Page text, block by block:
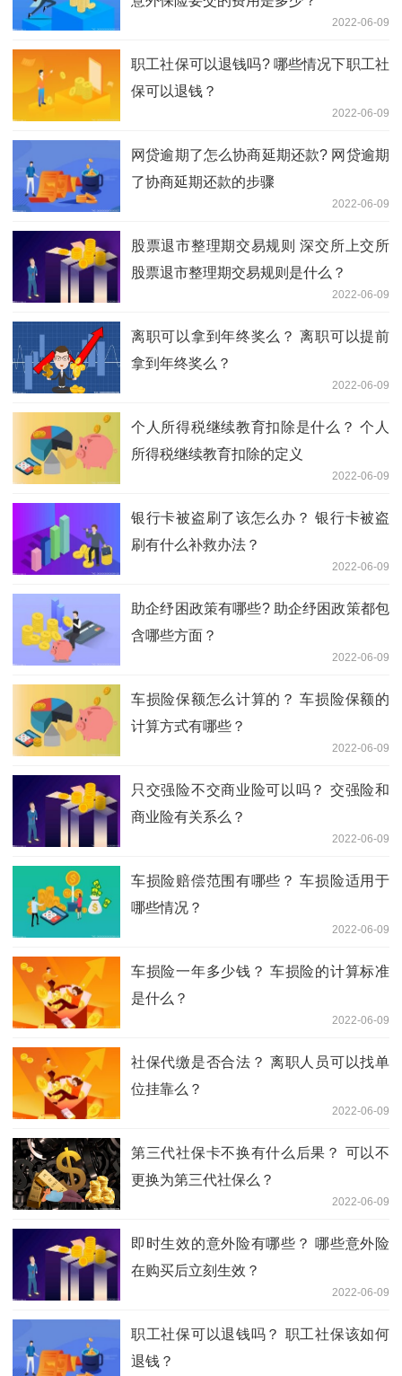
2022-06-09
职工社保可以退钱吗? 哪些情况下职工社
保可以退钱？
2022-06-09
网贷逾期了怎么协商延期还款? 网贷逾期
了协商延期还款的步骤
2022-06-09
股票退市整理期交易规则 深交所上交所
股票退市整理期交易规则是什么？
2022-06-09
离职可以拿到年终奖么？ 离职可以提前
拿到年终奖么？
2022-06-09
个人所得税继续教育扣除是什么？ 个人
所得税继续教育扣除的定义
2022-06-09
银行卡被盗刷了该怎么办？ 银行卡被盗
刷有什么补救办法？
2022-06-09
助企纾困政策有哪些? 助企纾困政策都包
含哪些方面？
2022-06-09
车损险保额怎么计算的？ 车损险保额的
计算方式有哪些？
2022-06-09
只交强险不交商业险可以吗？ 交强险和
商业险有关系么？
2022-06-09
车损险赔偿范围有哪些？ 车损险适用于
哪些情况？
2022-06-09
车损险一年多少钱？ 车损险的计算标准
是什么？
2022-06-09
社保代缴是否合法？ 离职人员可以找单
位挂靠么？
2022-06-09
第三代社保卡不换有什么后果？ 可以不
更换为第三代社保么？
2022-06-09
即时生效的意外险有哪些？ 哪些意外险
在购买后立刻生效？
2022-06-09
职工社保可以退钱吗？ 职工社保该如何
退钱？